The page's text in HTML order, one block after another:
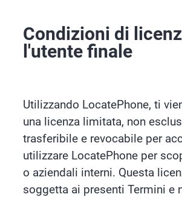
Condizioni di
l'utente finale
Utilizzando LocatePhone, ti
una licenza limitata, non
trasferibile e revocabile per
utilizzare LocatePhone per
o aziendali interni. Questa
soggetta ai presenti Termini e